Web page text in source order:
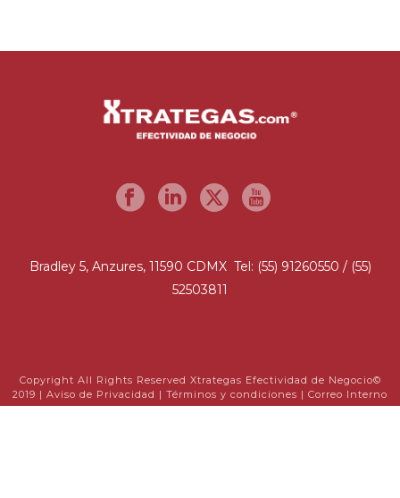
Bradley 5, Anzures, 11590 CDMX Tel: (55) 91260550 / (55)
52503811
Copyright All Rights Reserved Xtrategas Efectividad de Negocio©
2019 | Aviso de Privacidad | Términos y condiciones | Correo Interno